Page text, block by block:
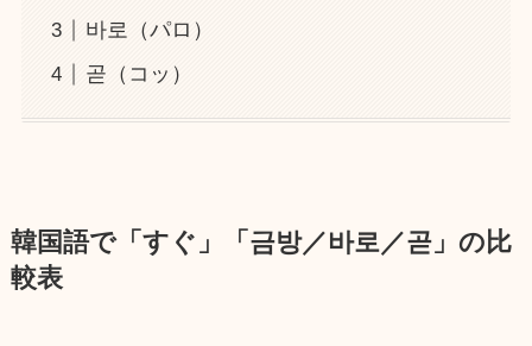
바로（パロ）
곧（コッ）
韓国語で「すぐ」
「금방／바로／곧」の比
較表